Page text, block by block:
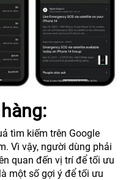
tìm kiếm trên Google
Vì vậy, người dùng phải
quan đến vị trí để tối ưu
một số gợi ý để tối ưu